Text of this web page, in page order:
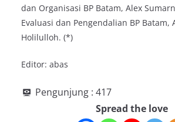
dan Organisasi BP Batam, Alex
Evaluasi dan Pengendalian BP Batam,
Holilulloh. (*)
Editor: abas
Pengunjung : 417
Spread the love